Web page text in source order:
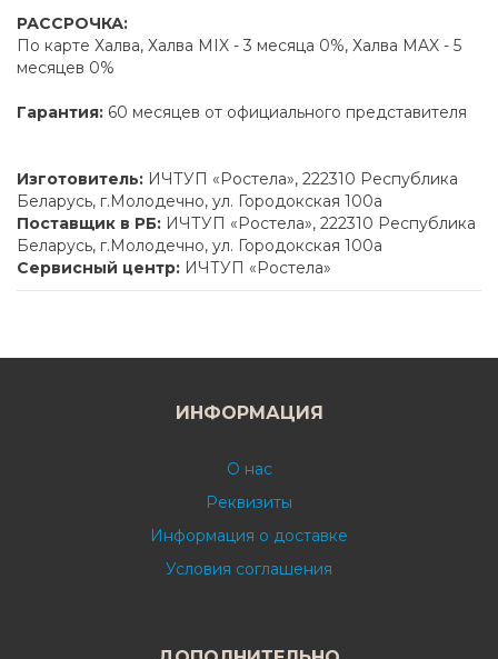
РАССРОЧКА:
По карте Халва, Халва MIX - 3 месяца 0%, Халва MAX - 5
месяцев 0%
Гарантия: 60 месяцев от официального представителя
Изготовитель: ИЧТУП «Ростела», 222310 Республика
Беларусь, г.Молодечно, ул. Городокская 100а
Поставщик в РБ: ИЧТУП «Ростела», 222310 Республика
Беларусь, г.Молодечно, ул. Городокская 100а
Сервисный центр: ИЧТУП «Ростела»
ИНФОРМАЦИЯ
О нас
Реквизиты
Информация о доставке
Условия соглашения